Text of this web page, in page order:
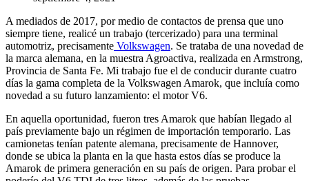
A mediados de 2017, por medio de contactos de prensa que uno
siempre tiene, realicé un trabajo (tercerizado) para una terminal
automotriz, precisamente Volkswagen. Se trataba de una novedad de
la marca alemana, en la muestra Agroactiva, realizada en Armstrong,
Provincia de Santa Fe. Mi trabajo fue el de conducir durante cuatro
días la gama completa de la Volkswagen Amarok, que incluía como
novedad a su futuro lanzamiento: el motor V6.
En aquella oportunidad, fueron tres Amarok que habían llegado al
país previamente bajo un régimen de importación temporario. Las
camionetas tenían patente alemana, precisamente de Hannover,
donde se ubica la planta en la que hasta estos días se produce la
Amarok de primera generación en su país de origen. Para probar el